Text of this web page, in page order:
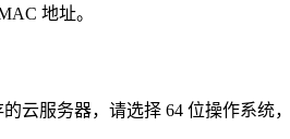
地址。
云服务器，请选择 64 位操作系统